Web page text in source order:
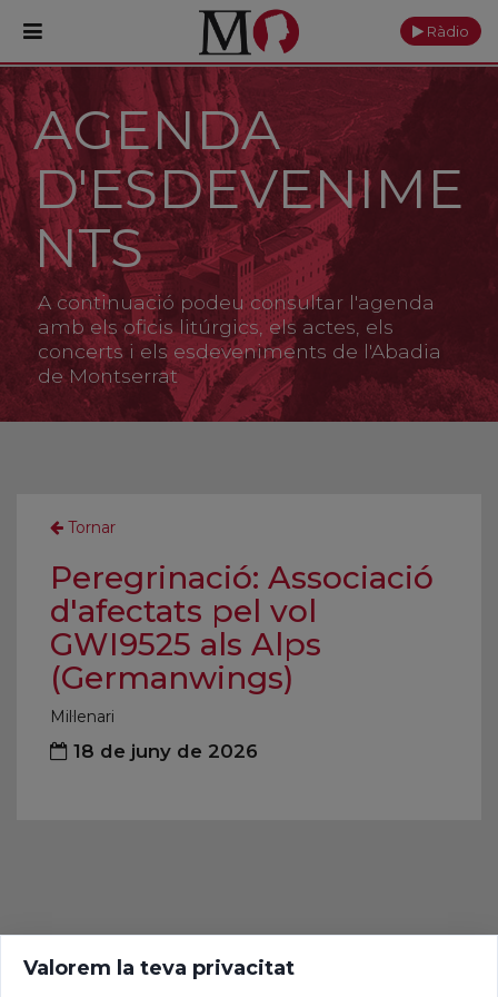
PORTADA
Monestir
Cultura
Actualitat
Fundació
Visita'ns
Ofrenes
Ràdio
AGENDA
D'ESDEVENIME
NTS
A continuació podeu consultar l'agenda
amb els oficis litúrgics, els actes, els
concerts i els esdeveniments de l'Abadia
de Montserrat
Tornar
Peregrinació: Associació
d'afectats pel vol
GWI9525 als Alps
(Germanwings)
Mil·lenari
18 de juny de 2026
Valorem la teva privacitat